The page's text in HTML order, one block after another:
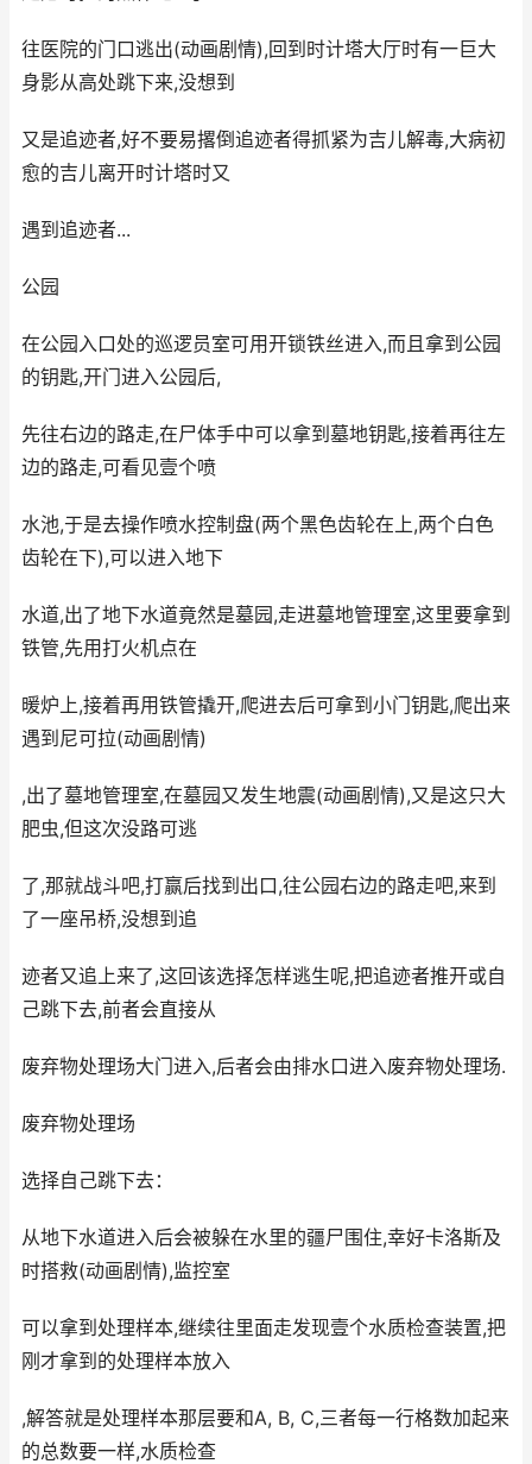
往医院的门口逃出(动画剧情),回到时计塔大厅时有一巨大
身影从高处跳下来,没想到
又是追迹者,好不要易撂倒追迹者得抓紧为吉儿解毒,大病初
愈的吉儿离开时计塔时又
遇到追迹者...
公园
在公园入口处的巡逻员室可用开锁铁丝进入,而且拿到公园
的钥匙,开门进入公园后,
先往右边的路走,在尸体手中可以拿到墓地钥匙,接着再往左
边的路走,可看见壹个喷
水池,于是去操作喷水控制盘(两个黑色齿轮在上,两个白色
齿轮在下),可以进入地下
水道,出了地下水道竟然是墓园,走进墓地管理室,这里要拿到
铁管,先用打火机点在
暖炉上,接着再用铁管撬开,爬进去后可拿到小门钥匙,爬出来
遇到尼可拉(动画剧情)
,出了墓地管理室,在墓园又发生地震(动画剧情),又是这只大
肥虫,但这次没路可逃
了,那就战斗吧,打赢后找到出口,往公园右边的路走吧,来到
了一座吊桥,没想到追
迹者又追上来了,这回该选择怎样逃生呢,把追迹者推开或自
己跳下去,前者会直接从
废弃物处理场大门进入,后者会由排水口进入废弃物处理场.
废弃物处理场
选择自己跳下去：
从地下水道进入后会被躲在水里的疆尸围住,幸好卡洛斯及
时搭救(动画剧情),监控室
可以拿到处理样本,继续往里面走发现壹个水质检查装置,把
刚才拿到的处理样本放入
,解答就是处理样本那层要和A, B, C,三者每一行格数加起来
的总数要一样,水质检查